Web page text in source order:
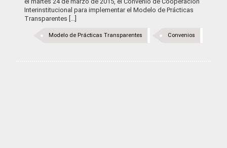
Interinstitucional para implementar el Modelo de Prácticas
Transparentes [...]
Convenios
Modelo de Prácticas Transparentes